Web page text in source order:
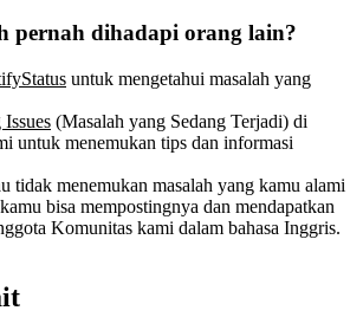
pernah dihadapi orang lain?
untuk mengetahui masalah yang
(Masalah yang Sedang Terjadi) di
untuk menemukan tips dan informasi
tidak menemukan masalah yang kamu alami
bisa mempostingnya dan mendapatkan
Komunitas kami dalam bahasa Inggris.